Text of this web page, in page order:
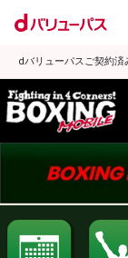
dバリューパスご契約済